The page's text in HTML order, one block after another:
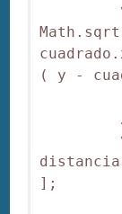
var
( y -
//
var
];